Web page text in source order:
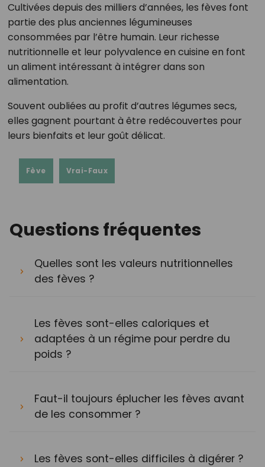
Cultivées depuis des milliers d’années, les fèves font
partie des plus anciennes légumineuses
consommées par l’être humain. Leur richesse
nutritionnelle et leur polyvalence en cuisine en font
un aliment intéressant à intégrer dans son
alimentation.
Souvent oubliées au profit d’autres légumes secs,
elles gagnent pourtant à être redécouvertes pour
leurs bienfaits et leur goût délicat.
Fève Vrai-Faux
Questions fréquentes
Quelles sont les valeurs nutritionnelles
des fèves ?
Les fèves sont-elles caloriques et
adaptées à un régime pour perdre du
poids ?
Faut-il toujours éplucher les fèves avant
de les consommer ?
Les fèves sont-elles difficiles à digérer ?